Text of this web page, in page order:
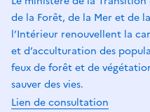
de la Forêt, de la Mer et de
l’Intérieur renouvellent la
et d’acculturation des
feux de forêt et de
sauver des vies.
Lien de consultation